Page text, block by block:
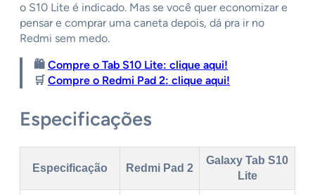
o S10 Lite é indicado. Mas se você quer economizar e
pensar e comprar uma caneta depois, dá pra ir no
Redmi sem medo.
🛍️ Compre o Tab S10 Lite: clique aqui!
🛒 Compre o Redmi Pad 2: clique aqui!
Especificações
Especificação Redmi Pad 2
Galaxy Tab S10
Lite